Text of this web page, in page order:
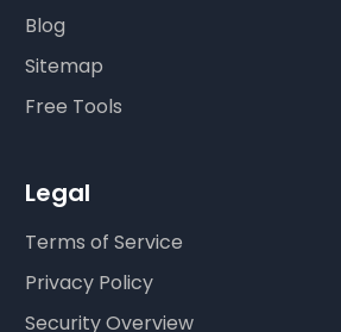
Blog
Sitemap
Free Tools
Legal
Terms of Service
Privacy Policy
Security Overview